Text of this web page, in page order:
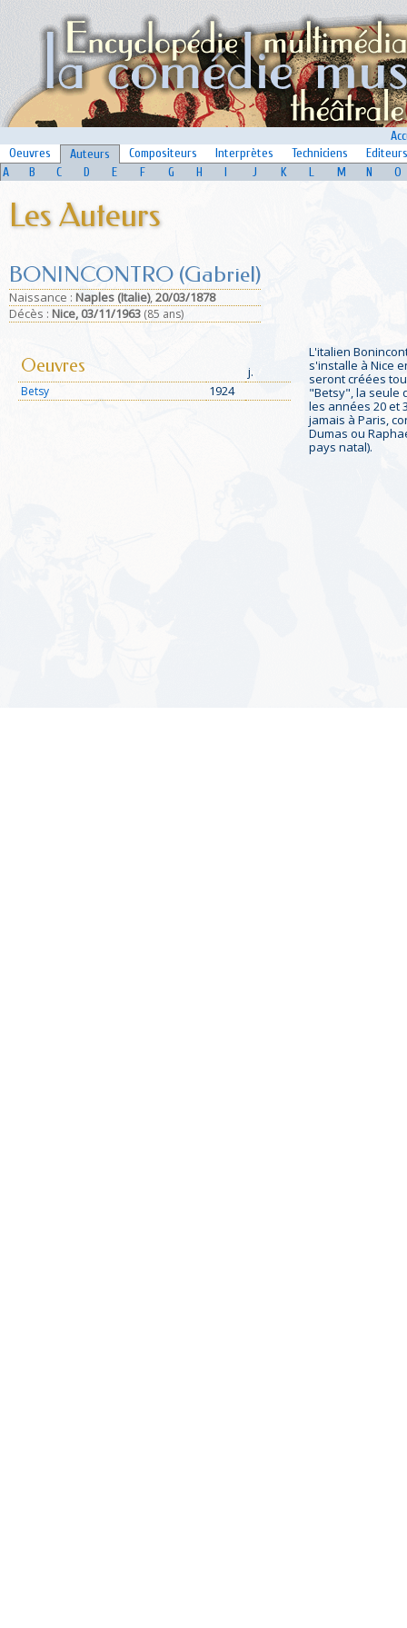
Oeuvres
Auteurs Compositeurs Interprètes Techniciens
Editeurs
A
B C D E F G H I J K L M N O
Les Auteurs
BONINCONTRO (Gabriel)
Naissance : Naples (Italie),20/03/1878
Décès : Nice, 03/11/1963 (85 ans)
Oeuvres j.
Betsy 1924
L'italien
s'installe à Nice
seront créées
"Betsy", la seule
les années 20 et
jamais à Paris,
Dumas ou
pays natal).